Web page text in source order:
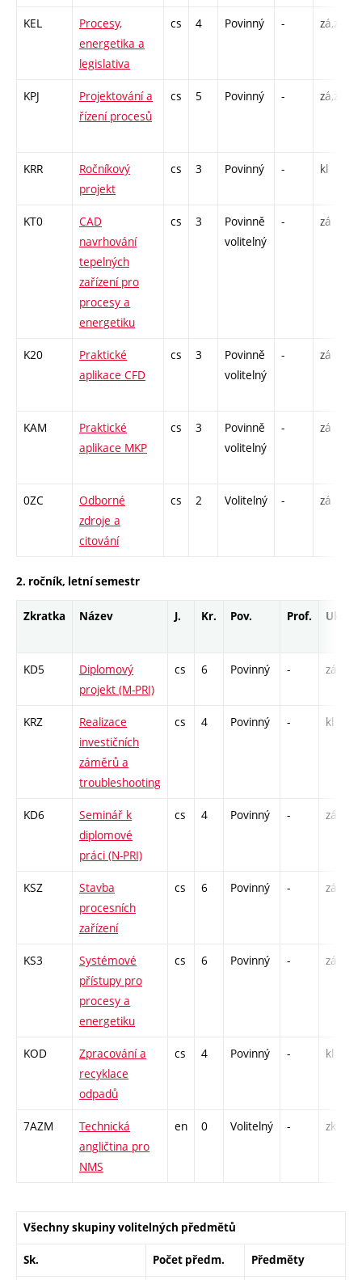
KEL
Procesy,
energetika a
legislativa
cs 4 Povinný - zá,zk
KPJ
Projektování a
řízení procesů
cs 5 Povinný - zá,zk
KRR
Ročníkový
projekt
cs 3 Povinný - kl
KT0
CAD
navrhování
tepelných
zařízení pro
procesy a
energetiku
cs 3
Povinně
volitelný
- zá
K20
Praktické
aplikace CFD
cs 3
Povinně
volitelný
- zá
KAM
Praktické
aplikace MKP
cs 3
Povinně
volitelný
- zá
0ZC
Odborné
zdroje a
citování
cs 2 Volitelný - zá
2. ročník, letní semestr
Zkratka Název J. Kr. Pov. Prof. Uk.
KD5
Diplomový
projekt (M-PRI)
cs 6 Povinný - zá
KRZ
Realizace
investičních
záměrů a
troubleshooting
cs 4 Povinný - kl
KD6
Seminář k
diplomové
práci (N-PRI)
cs 4 Povinný - zá
KSZ
Stavba
procesních
zařízení
cs 6 Povinný - zá,zk
KS3
Systémové
přístupy pro
procesy a
energetiku
cs 6 Povinný - zá,zk
KOD
Zpracování a
recyklace
odpadů
cs 4 Povinný - kl
7AZM
Technická
angličtina pro
NMS
en 0 Volitelný - zk
Všechny skupiny volitelných předmětů
Sk. Počet předm. Předměty